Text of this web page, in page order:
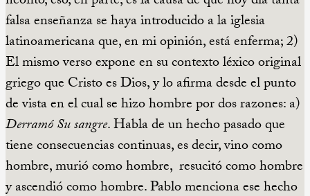
falsa enseñanza se haya introducido a la iglesia
latinoamericana que, en mi opinión, está enferma; 2)
El mismo verso expone en su contexto léxico original
griego que Cristo es Dios, y lo afirma desde el punto
de vista en el cual se hizo hombre por dos razones: a)
Derramó Su sangre. Habla de un hecho pasado que
tiene consecuencias continuas, es decir, vino como
hombre, murió como hombre, resucitó como hombre
y ascendió como hombre. Pablo menciona ese hecho